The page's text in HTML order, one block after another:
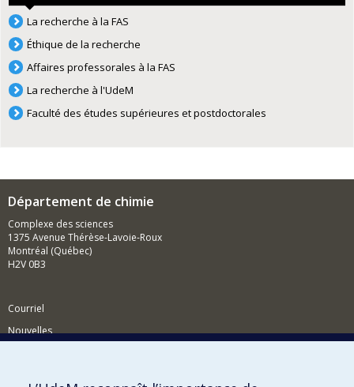
La recherche à la FAS
Éthique de la recherche
Affaires professorales à la FAS
La recherche à l'UdeM
Faculté des études supérieures et postdoctorales
Département de chimie
Complexe des sciences
1375 Avenue Thérèse-Lavoie-Roux
Montréal (Québec)
H2V 0B3
Courriel
Nouvelles
Comment soutenir le Département?